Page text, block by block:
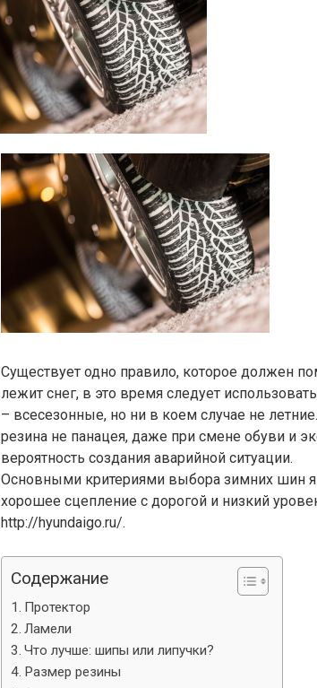
Существует одно правило, которое должен
лежит снег, в это время следует
– всесезонные, но ни в коем случае не
резина не панацея, даже при смене обуви и
вероятность создания аварийной ситуации.
Основными критериями выбора зимних шин
хорошее сцепление с дорогой и низкий
http://hyundaigo.ru/.
Содержание
Протектор
Ламели
Что лучше: шипы или липучки?
Размер резины